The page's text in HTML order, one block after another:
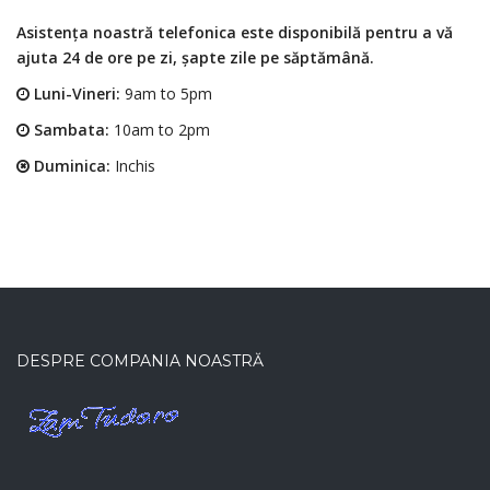
Asistența noastră telefonica este disponibilă pentru a vă
ajuta 24 de ore pe zi, șapte zile pe săptămână.
Luni-Vineri: 9am to 5pm
Sambata: 10am to 2pm
Duminica: Inchis
DESPRE COMPANIA NOASTRĂ